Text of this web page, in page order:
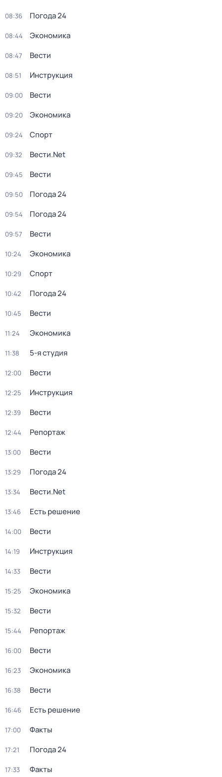
08:36 Погода 24
08:44 Экономика
08:47 Вести
08:51 Инструкция
09:00 Вести
09:20 Экономика
09:24 Спорт
09:32 Вести.Net
09:45 Вести
09:50 Погода 24
09:54 Погода 24
09:57 Вести
10:24 Экономика
10:29 Спорт
10:42 Погода 24
10:45 Вести
11:24 Экономика
11:38 5-я студия
12:00 Вести
12:25 Инструкция
12:39 Вести
12:44 Репортаж
13:00 Вести
13:29 Погода 24
13:34 Вести.Net
13:46 Есть решение
14:00 Вести
14:19 Инструкция
14:33 Вести
15:25 Экономика
15:32 Вести
15:44 Репортаж
16:00 Вести
16:23 Экономика
16:38 Вести
16:46 Есть решение
17:00 Факты
17:21 Погода 24
17:33 Факты